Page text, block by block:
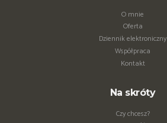
O mnie
Oferta
Dziennik elektroniczny
Współpraca
Kontakt
Na skróty
Czy chcesz?